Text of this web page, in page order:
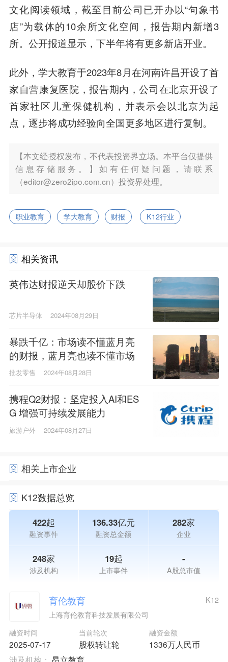
文化阅读领域，截至目前公司已开办以“句象书
店”为载体的10余所文化空间，报告期内新增3
所。公开报道显示，下半年将有更多新店开业。
此外，学大教育于2023年8月在河南许昌开设了首
家自营康复医院，报告期内，公司在北京开设了
首家社区儿童保健机构，并表示会以北京为起
点，逐步将成功经验向全国更多地区进行复制。
【本文经授权发布，不代表投资界立场。本平台仅提供
信息存储服务。】如有任何疑问题，请联系
（editor@zero2ipo.com.cn）投资界处理。
职业教育 学大教育 财报 K12行业
相关资讯
英伟达财报逆天却股价下跌
芯片半导体 2024年08月29日
暴跌千亿：市场读不懂蓝月亮
的财报，蓝月亮也读不懂市场
批发零售 2024年08月28日
携程Q2财报：坚定投入AI和ES
G 增强可持续发展能力
旅游户外 2024年08月27日
相关上市企业
K12数据总览
422起
融资事件
136.33亿元
融资总金额
282家
企业
248家
涉及机构
19起
上市事件
-
A股总市值
育伦教育
上海育伦教育科技发展有限公司
融资时间
2025-07-17
当前轮次
股权转让轮
融资金额
1336万人民币
K12
涉及机构： 昂立教育